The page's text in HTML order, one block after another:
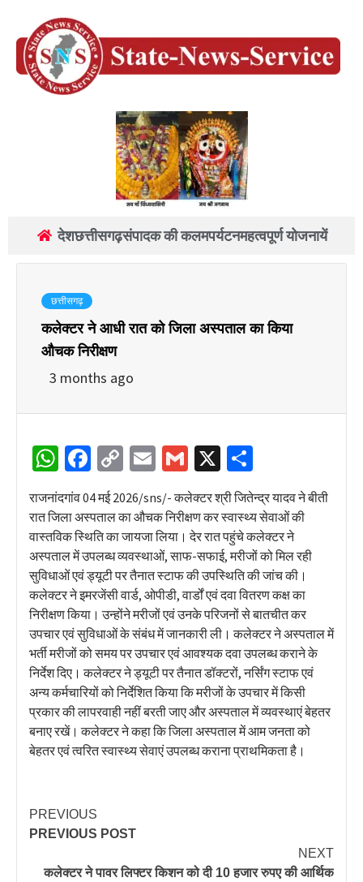
देशछत्तीसगढ़संपादक की कलमपर्यटनमहत्वपूर्ण योजनायें
छत्तीसगढ़
कलेक्टर ने आधी रात को जिला अस्पताल का किया
औचक निरीक्षण
3 months ago
WhatsApp
Facebook
CopyEmailGmail
X
राजनांदगांव 04 मई 2026/sns/- कलेक्टर श्री जितेन्द्र यादव ने बीती
रात जिला अस्पताल का औचक निरीक्षण कर स्वास्थ्य सेवाओं की
वास्तविक स्थिति का जायजा लिया। देर रात पहुंचे कलेक्टर ने
अस्पताल में उपलब्ध व्यवस्थाओं, साफ-सफाई, मरीजों को मिल रही
सुविधाओं एवं ड्यूटी पर तैनात स्टाफ की उपस्थिति की जांच की।
कलेक्टर ने इमरजेंसी वार्ड, ओपीडी, वार्डों एवं दवा वितरण कक्ष का
निरीक्षण किया। उन्होंने मरीजों एवं उनके परिजनों से बातचीत कर
उपचार एवं सुविधाओं के संबंध में जानकारी ली। कलेक्टर ने अस्पताल में
भर्ती मरीजों को समय पर उपचार एवं आवश्यक दवा उपलब्ध कराने के
निर्देश दिए। कलेक्टर ने ड्यूटी पर तैनात डॉक्टरों, नर्सिंग स्टाफ एवं
अन्य कर्मचारियों को निर्देशित किया कि मरीजों के उपचार में किसी
प्रकार की लापरवाही नहीं बरती जाए और अस्पताल में व्यवस्थाएं बेहतर
बनाए रखें। कलेक्टर ने कहा कि जिला अस्पताल में आम जनता को
बेहतर एवं त्वरित स्वास्थ्य सेवाएं उपलब्ध कराना प्राथमिकता है।
PREVIOUS
PREVIOUS POST
NEXT
कलेक्टर ने पावर लिफ्टर किशन को दी 10 हजार रुपए की आर्थिक